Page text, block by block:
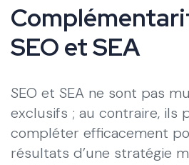
SEO et SEA
SEO et SEA ne sont pas
exclusifs ; au contraire, ils
compléter efficacement
résultats d’une stratégie